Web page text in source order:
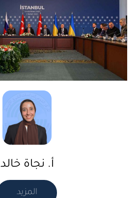
أ. نجاة خالد
المزيد